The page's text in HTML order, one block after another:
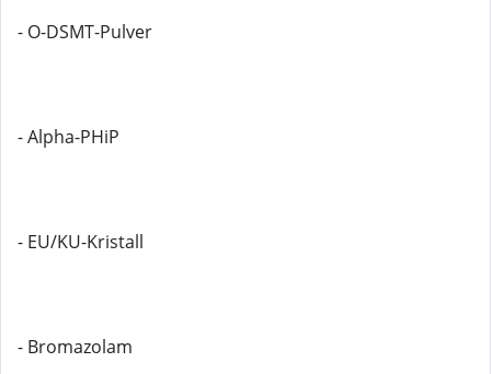
- O-DSMT-Pulver
- Alpha-PHiP
- EU/KU-Kristall
- Bromazolam